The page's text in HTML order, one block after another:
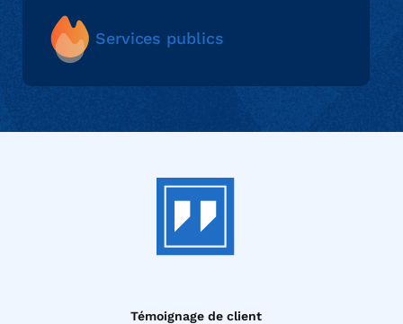
Services publics
Témoignage de client